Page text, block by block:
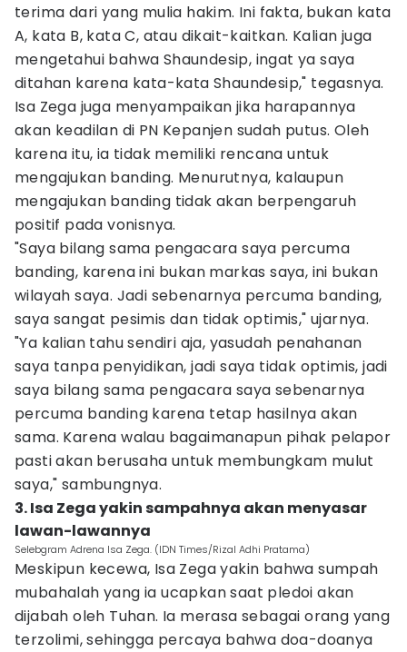
terima dari yang mulia hakim. Ini fakta, bukan kata
A, kata B, kata C, atau dikait-kaitkan. Kalian juga
mengetahui bahwa Shaundesip, ingat ya saya
ditahan karena kata-kata Shaundesip," tegasnya.
Isa Zega juga menyampaikan jika harapannya
akan keadilan di PN Kepanjen sudah putus. Oleh
karena itu, ia tidak memiliki rencana untuk
mengajukan banding. Menurutnya, kalaupun
mengajukan banding tidak akan berpengaruh
positif pada vonisnya.
"Saya bilang sama pengacara saya percuma
banding, karena ini bukan markas saya, ini bukan
wilayah saya. Jadi sebenarnya percuma banding,
saya sangat pesimis dan tidak optimis," ujarnya.
"Ya kalian tahu sendiri aja, yasudah penahanan
saya tanpa penyidikan, jadi saya tidak optimis, jadi
saya bilang sama pengacara saya sebenarnya
percuma banding karena tetap hasilnya akan
sama. Karena walau bagaimanapun pihak pelapor
pasti akan berusaha untuk membungkam mulut
saya," sambungnya.
3. Isa Zega yakin sampahnya akan menyasar
lawan-lawannya
Selebgram Adrena Isa Zega. (IDN Times/Rizal Adhi Pratama)
Meskipun kecewa, Isa Zega yakin bahwa sumpah
mubahalah yang ia ucapkan saat pledoi akan
dijabah oleh Tuhan. Ia merasa sebagai orang yang
terzolimi, sehingga percaya bahwa doa-doanya